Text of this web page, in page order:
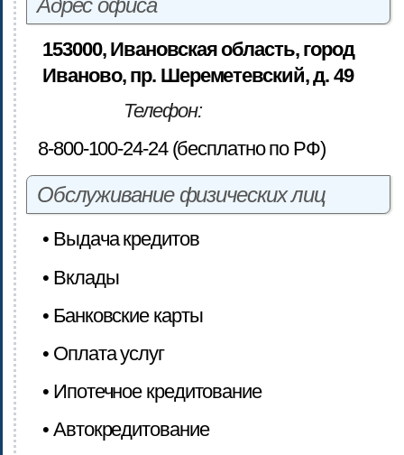
153000, Ивановская область, город
Иваново, пр. Шереметевский, д. 49
Телефон:
8-800-100-24-24 (бесплатно по РФ)
Обслуживание физических лиц
• Выдача кредитов
• Вклады
• Банковские карты
• Оплата услуг
• Ипотечное кредитование
• Автокредитование